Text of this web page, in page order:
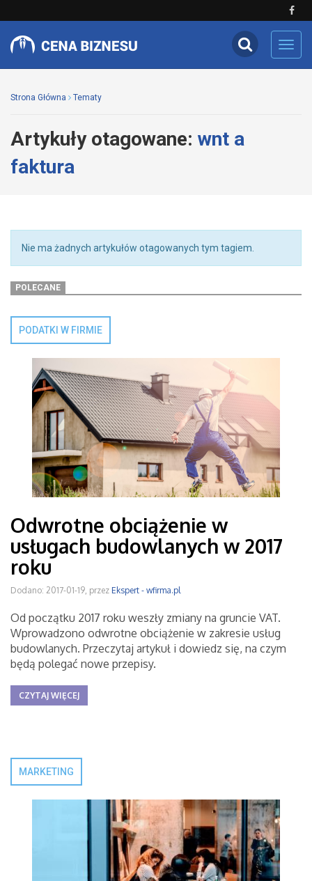
Strona Główna Tematy
Artykuły otagowane: wnt a
faktura
Nie ma żadnych artykułów otagowanych tym tagiem.
POLECANE
PODATKI W FIRMIE
Odwrotne obciążenie w
usługach budowlanych w 2017
roku
Dodano: 2017-01-19, przez Ekspert - wfirma.pl
Od początku 2017 roku weszły zmiany na gruncie VAT.
Wprowadzono odwrotne obciążenie w zakresie usług
budowlanych. Przeczytaj artykuł i dowiedz się, na czym
będą polegać nowe przepisy.
CZYTAJ WIĘCEJ
MARKETING